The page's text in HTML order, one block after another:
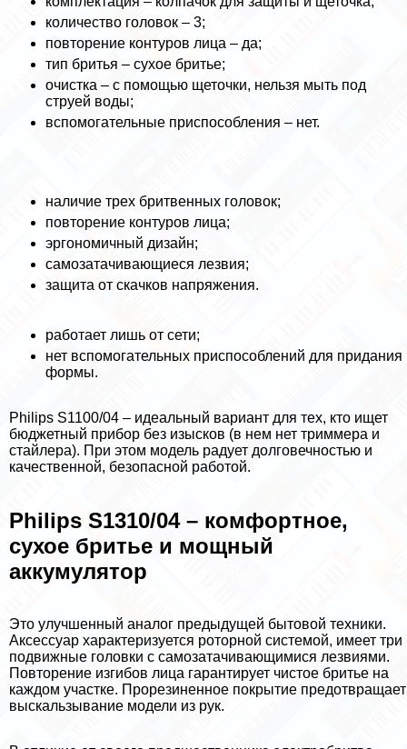
количество головок – 3;
повторение контуров лица – да;
тип бритья – сухое бритье;
очистка – с помощью щеточки, нельзя мыть под
струей воды;
вспомогательные приспособления – нет.
наличие трех бритвенных головок;
повторение контуров лица;
эргономичный дизайн;
самозатачивающиеся лезвия;
защита от скачков напряжения.
работает лишь от сети;
нет вспомогательных приспособлений для придания
формы.
Philips S1100/04 – идеальный вариант для тех, кто ищет
бюджетный прибор без изысков (в нем нет триммера и
стайлера). При этом модель радует долговечностью и
качественной, безопасной работой.
Philips S1310/04 – комфортное,
сухое бритье и мощный
аккумулятор
Это улучшенный аналог предыдущей бытовой техники.
Аксессуар хаpaктеризуется роторной системой, имеет три
подвижные головки с самозатачивающимися лезвиями.
Повторение изгибов лица гарантирует чистое бритье на
каждом участке. Прорезиненное покрытие предотвращает
выскальзывание модели из рук.